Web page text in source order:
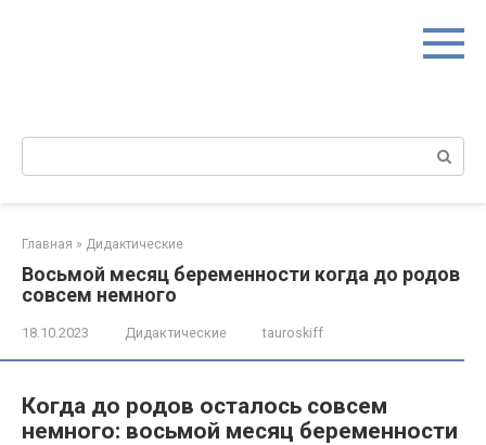
Поиск:
Главная » Дидактические
Восьмой месяц беременности когда до родов
совсем немного
18.10.2023 Дидактические tauroskiff
Когда до родов осталось совсем
немного: восьмой месяц беременности